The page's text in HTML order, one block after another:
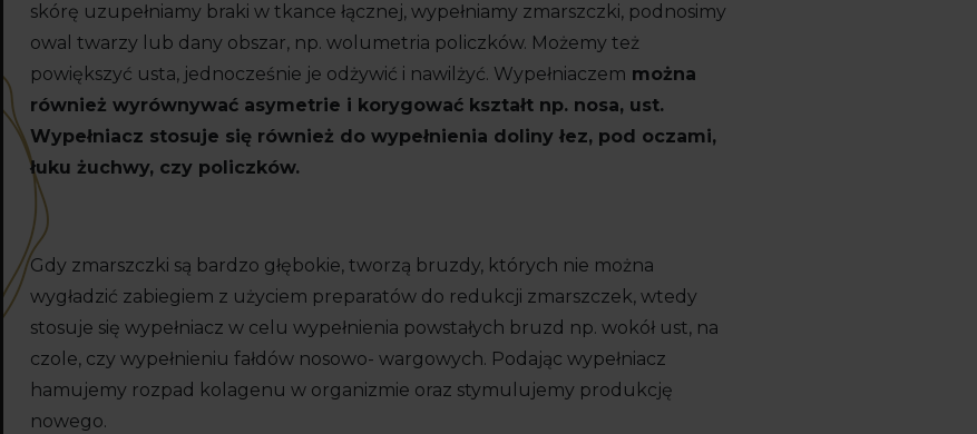
skórę uzupełniamy braki w tkance łącznej, wypełniamy zmarszczki, podnosimy
owal twarzy lub dany obszar, np. wolumetria policzków. Możemy też
powiększyć usta, jednocześnie je odżywić i nawilżyć. Wypełniaczem można
również wyrównywać asymetrie i korygować kształt np. nosa, ust.
Wypełniacz stosuje się również do wypełnienia doliny łez, pod oczami,
łuku żuchwy, czy policzków.
Gdy zmarszczki są bardzo głębokie, tworzą bruzdy, których nie można
wygładzić zabiegiem z użyciem preparatów do redukcji zmarszczek, wtedy
stosuje się wypełniacz w celu wypełnienia powstałych bruzd np. wokół ust, na
czole, czy wypełnieniu fałdów nosowo- wargowych. Podając wypełniacz
hamujemy rozpad kolagenu w organizmie oraz stymulujemy produkcję
nowego.